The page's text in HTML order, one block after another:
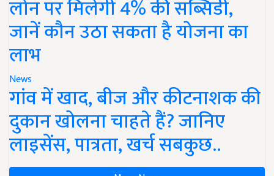
लोन पर मिलेगी 4% की सब्सिडी,
जानें कौन उठा सकता है योजना का
लाभ
News
गांव में खाद, बीज और कीटनाशक की
दुकान खोलना चाहते हैं? जानिए
लाइसेंस, पात्रता, खर्च सबकुछ..